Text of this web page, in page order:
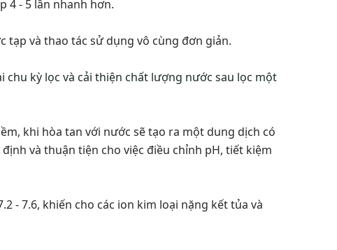
4 - 5 lần nhanh hơn.
tạp và thao tác sử dụng vô cùng đơn giản.
kỳ lọc và cải thiện chất lượng nước sau lọc một
khi hòa tan với nước sẽ tạo ra một dung dịch có
và thuận tiện cho việc điều chỉnh pH, tiết kiệm
- 7.6, khiến cho các ion kim loại nặng kết tủa và